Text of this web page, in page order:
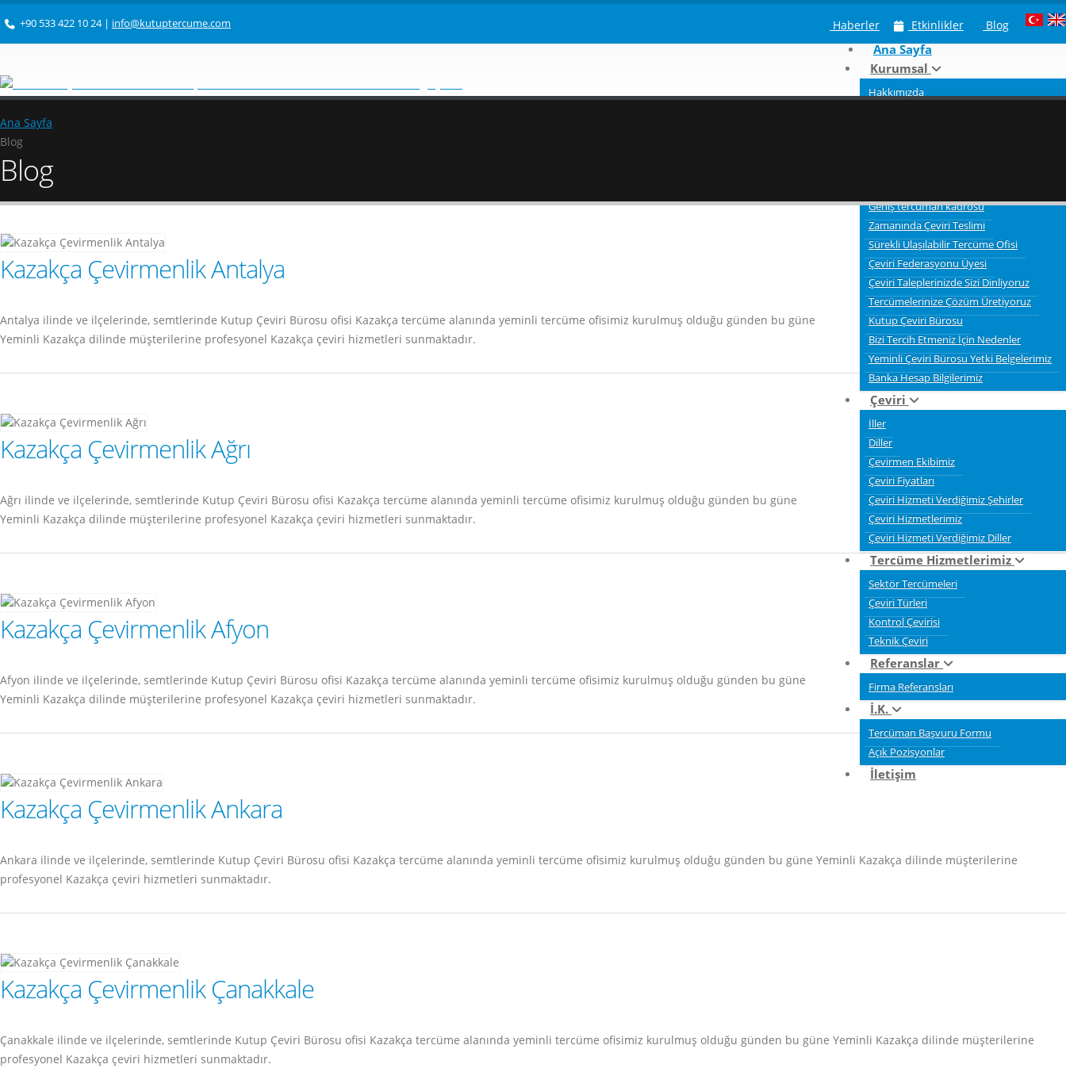
+90 533 422 10 24| info@kutuptercume.com Haberler Etkinlikler Blog
Ana Sayfa
Kurumsal
Hakkımızda
Geniş tercüman kadrosu
Zamanında Çeviri Teslimi
Sürekli Ulaşılabilir Tercüme Ofisi
Çeviri Federasyonu Üyesi
Çeviri Taleplerinizde Sizi Dinliyoruz
Tercümelerinize Çözüm Üretiyoruz
Kutup Çeviri Bürosu
Bizi Tercih Etmeniz İçin Nedenler
Yeminli Çeviri Bürosu Yetki Belgelerimiz
Banka Hesap Bilgilerimiz
Çeviri
İller
Diller
Çevirmen Ekibimiz
Çeviri Fiyatları
Çeviri Hizmeti Verdiğimiz Şehirler
Çeviri Hizmetlerimiz
Çeviri Hizmeti Verdiğimiz Diller
Tercüme Hizmetlerimiz
Sektör Tercümeleri
Çeviri Türleri
Kontrol Çevirisi
Teknik Çeviri
Referanslar
Firma Referansları
İ.K.
Tercüman Başvuru Formu
Açık Pozisyonlar
İletişim
Ana Sayfa
Blog
Blog
Kazakça Çevirmenlik Antalya
Antalya ilinde ve ilçelerinde, semtlerinde Kutup Çeviri Bürosu ofisi Kazakça tercüme alanında yeminli tercüme ofisimiz kurulmuş olduğu günden bu güne
Yeminli Kazakça dilinde müşterilerine profesyonel Kazakça çeviri hizmetleri sunmaktadır.
Kazakça Çevirmenlik Ağrı
Ağrı ilinde ve ilçelerinde, semtlerinde Kutup Çeviri Bürosu ofisi Kazakça tercüme alanında yeminli tercüme ofisimiz kurulmuş olduğu günden bu güne
Yeminli Kazakça dilinde müşterilerine profesyonel Kazakça çeviri hizmetleri sunmaktadır.
Kazakça Çevirmenlik Afyon
Afyon ilinde ve ilçelerinde, semtlerinde Kutup Çeviri Bürosu ofisi Kazakça tercüme alanında yeminli tercüme ofisimiz kurulmuş olduğu günden bu güne
Yeminli Kazakça dilinde müşterilerine profesyonel Kazakça çeviri hizmetleri sunmaktadır.
Kazakça Çevirmenlik Ankara
Ankara ilinde ve ilçelerinde, semtlerinde Kutup Çeviri Bürosu ofisi Kazakça tercüme alanında yeminli tercüme ofisimiz kurulmuş olduğu günden bu güne Yeminli Kazakça dilinde müşterilerine
profesyonel Kazakça çeviri hizmetleri sunmaktadır.
Kazakça Çevirmenlik Çanakkale
Çanakkale ilinde ve ilçelerinde, semtlerinde Kutup Çeviri Bürosu ofisi Kazakça tercüme alanında yeminli tercüme ofisimiz kurulmuş olduğu günden bu güne Yeminli Kazakça dilinde müşterilerine
profesyonel Kazakça çeviri hizmetleri sunmaktadır.